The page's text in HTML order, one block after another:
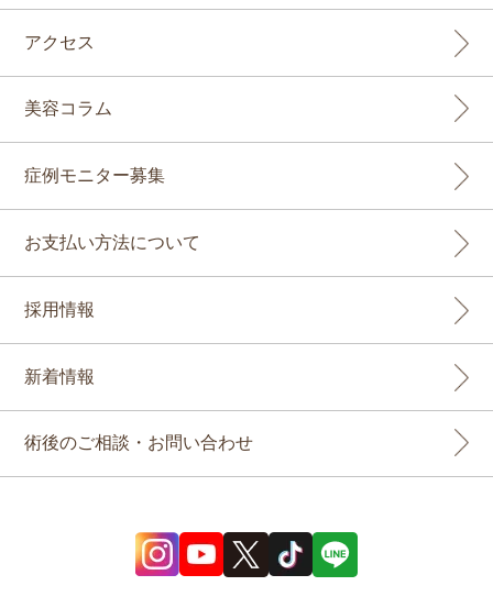
アクセス
美容コラム
症例モニター募集
お支払い方法について
採用情報
新着情報
術後のご相談・お問い合わせ